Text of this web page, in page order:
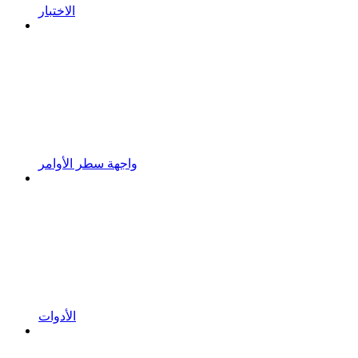
الاختبار
واجهة سطر الأوامر
الأدوات